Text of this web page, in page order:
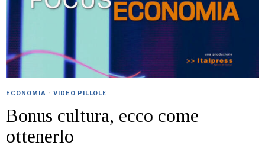
ECONOMIA · VIDEO PILLOLE
Bonus cultura, ecco come
ottenerlo